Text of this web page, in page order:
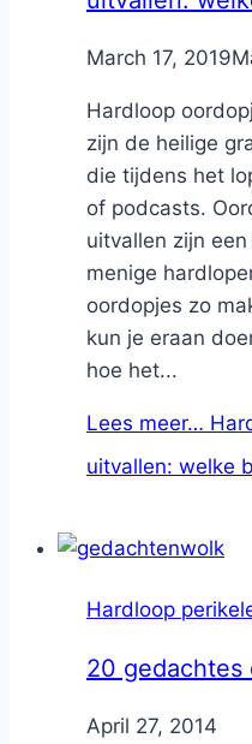
ByNicole
March 17, 2019
Hardloop
zijn de heilige
die tijdens het
of podcasts.
uitvallen zijn
menige
oordopjes zo
kun je eraan
hoe het...
Lees meer…
uitvallen: welke
Hardloop
20
ByNicole
April 27, 2014